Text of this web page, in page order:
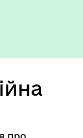
про